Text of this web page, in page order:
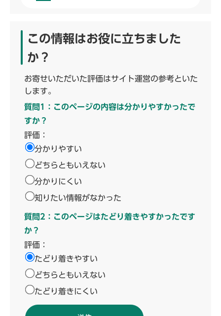
この情報はお役に立ちました
か？
お寄せいただいた評価はサイト運営の参考といた
します。
質問1：このページの内容は分かりやすかったで
すか？
評価：
分かりやすい
どちらともいえない
分かりにくい
知りたい情報がなかった
質問2：このページはたどり着きやすかったです
か？
評価：
たどり着きやすい
どちらともいえない
たどり着きにくい